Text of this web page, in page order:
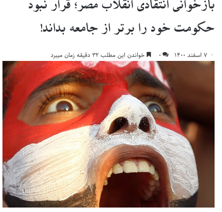
بازخوانی انتقادی انقلاب مصر؛ قرار نبود
حکومت خود را برتر از جامعه بداند!
۷ اسفند ۱۴۰۰ ۰ خواندن این مطلب ۳۲ دقیقه زمان میبرد